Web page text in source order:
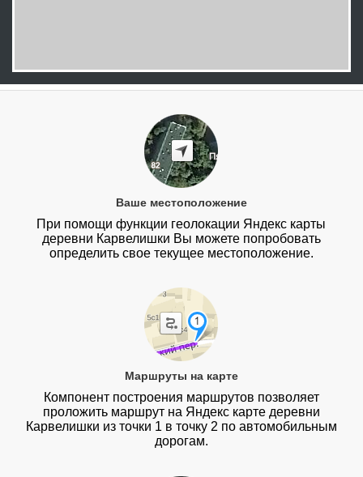
Ваше местоположение
При помощи функции геолокации Яндекс карты
деревни Карвелишки Вы можете попробовать
определить свое текущее местоположение.
Маршруты на карте
Компонент построения маршрутов позволяет
проложить маршрут на Яндекс карте деревни
Карвелишки из точки 1 в точку 2 по автомобильным
дорогам.